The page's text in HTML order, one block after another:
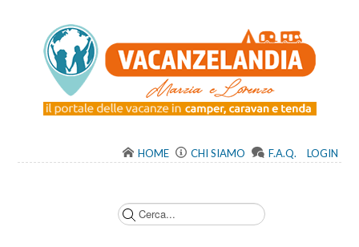
HOME CHI SIAMO F.A.Q. LOGIN